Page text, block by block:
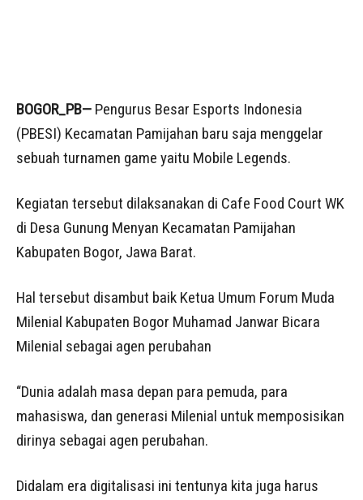
BOGOR_PB— Pengurus Besar Esports Indonesia
(PBESI) Kecamatan Pamijahan baru saja menggelar
sebuah turnamen game yaitu Mobile Legends.
Kegiatan tersebut dilaksanakan di Cafe Food Court WK
di Desa Gunung Menyan Kecamatan Pamijahan
Kabupaten Bogor, Jawa Barat.
Hal tersebut disambut baik Ketua Umum Forum Muda
Milenial Kabupaten Bogor Muhamad Janwar Bicara
Milenial sebagai agen perubahan
“Dunia adalah masa depan para pemuda, para
mahasiswa, dan generasi Milenial untuk memposisikan
dirinya sebagai agen perubahan.
Didalam era digitalisasi ini tentunya kita juga harus